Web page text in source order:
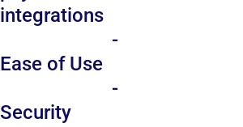
integrations
-
Ease of Use
-
Security